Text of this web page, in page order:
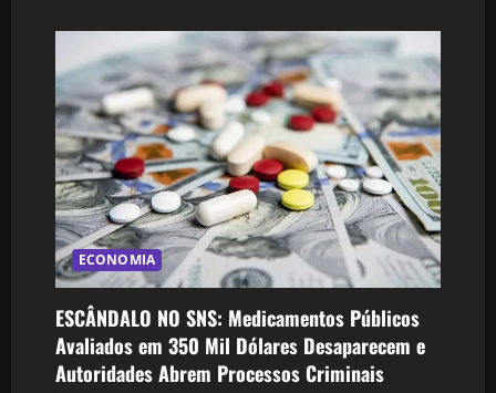
ECONOMIA
ESCÂNDALO NO SNS: Medicamentos Públicos
Avaliados em 350 Mil Dólares Desaparecem e
Autoridades Abrem Processos Criminais